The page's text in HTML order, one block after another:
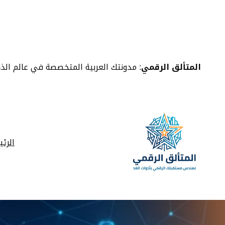
المتألق الرقمي: مدونتك العربية المتخصصة في عالم